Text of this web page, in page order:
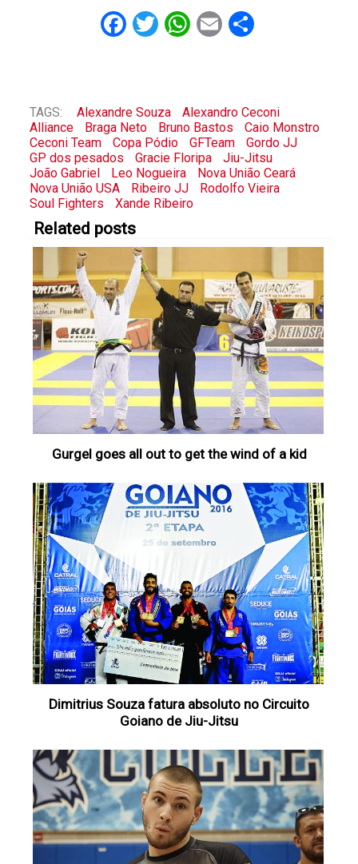
Facebook
Twitter
WhatsApp
EmailShare
TAGS: Alexandre Souza
Alexandro Ceconi
Alliance
Braga Neto Bruno Bastos
Caio Monstro
Ceconi Team
Copa Pódio GFTeam
Gordo JJ
GP dos pesados
Gracie Floripa
Jiu-Jitsu
João Gabriel
Leo Nogueira
Nova União Ceará
Nova União USA
Ribeiro JJ
Rodolfo Vieira
Soul Fighters
Xande Ribeiro
Related posts
Gurgel goes all out to get the wind of a kid
Dimitrius Souza fatura absoluto no Circuito
Goiano de Jiu-Jitsu